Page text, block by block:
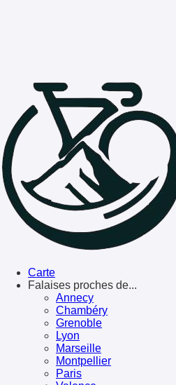
Carte
Falaises proches de...
Annecy
Chambéry
Grenoble
Lyon
Marseille
Montpellier
Paris